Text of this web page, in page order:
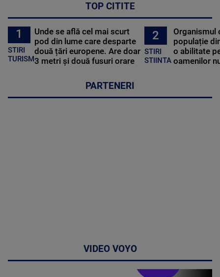
TOP CITITE
1
STIRI
TURISM
Unde se află cel mai scurt
pod din lume care desparte
două țări europene. Are doar
3 metri și două fusuri orare
2
STIRI
STIINTA
Organismul
populație
o abilitate
oamenilor
PARTENERI
VIDEO VOYO